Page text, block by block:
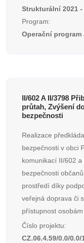
Strukturální 2021 -
Program:
Operační program
II/602 A II/3798
průtah, Zvýšení
bezpečnosti
Realizace
bezpečnosti v obci
komunikací II/602
bezpečnosti
prostředí díky
veřejná doprava či
přístupnost
Číslo projektu:
CZ.06.4.59/0.0/0.0/